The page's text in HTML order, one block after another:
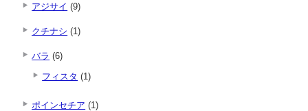
アジサイ (9)
クチナシ (1)
バラ (6)
フィスタ (1)
ポインセチア (1)